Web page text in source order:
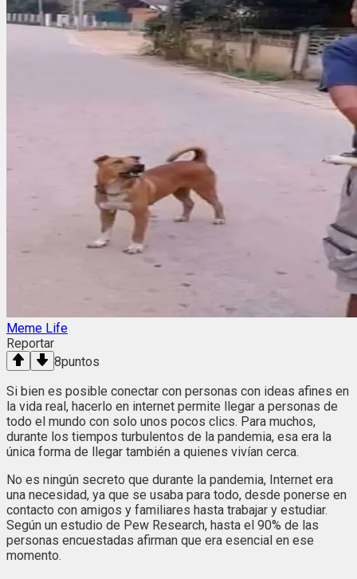
Meme Life
Reportar
8puntos
Si bien es posible conectar con personas con ideas afines en
la vida real, hacerlo en internet permite llegar a personas de
todo el mundo con solo unos pocos clics. Para muchos,
durante los tiempos turbulentos de la pandemia, esa era la
única forma de llegar también a quienes vivían cerca.
No es ningún secreto que durante la pandemia, Internet era
una necesidad, ya que se usaba para todo, desde ponerse en
contacto con amigos y familiares hasta trabajar y estudiar.
Según un estudio de Pew Research, hasta el 90% de las
personas encuestadas afirman que era esencial en ese
momento.